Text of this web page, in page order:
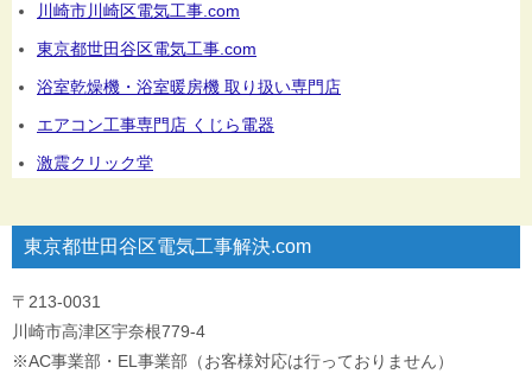
川崎市川崎区電気工事.com
東京都世田谷区電気工事.com
浴室乾燥機・浴室暖房機 取り扱い専門店
エアコン工事専門店 くじら電器
激震クリック堂
東京都世田谷区電気工事解決.com
〒213-0031
川崎市高津区宇奈根779-4
※AC事業部・EL事業部（お客様対応は行っておりません）